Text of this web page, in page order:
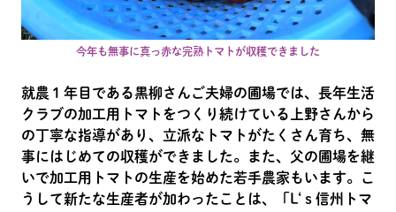
今年も無事に真っ赤な完熟トマトが収穫できました
就農１年目である黒柳さんご夫婦の圃場では、長年生活
クラブの加工用トマトをつくり続けている上野さんから
の丁寧な指導があり、立派なトマトがたくさん育ち、無
事にはじめての収穫ができました。また、父の圃場を継
いで加工用トマトの生産を始めた若手農家もいます。こ
うして新たな生産者が加わったことは、「L‘ｓ信州トマ